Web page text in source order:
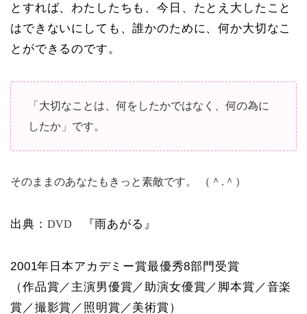
とすれば、わたしたちも、今日、たとえ大したこと
はできないにしても、誰かのために、何か大切なこ
とができるのです。
「大切なことは、何をしたかではなく、何の為に
したか」です。
そのままのあなたもきっと素敵です。 （＾.＾）
出典： DVD 『雨あがる』
2001年日本アカデミー賞最優秀8部門受賞
（作品賞／主演男優賞／助演女優賞／脚本賞／音楽
賞／撮影賞／照明賞／美術賞）